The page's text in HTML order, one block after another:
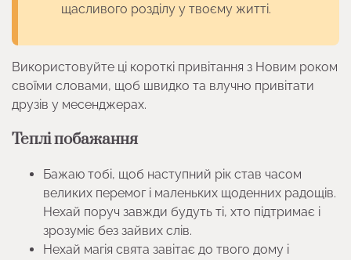
щасливого розділу у твоєму житті.
Використовуйте ці короткі привітання з Новим роком
своїми словами, щоб швидко та влучно привітати
друзів у месенджерах.
Теплі побажання
Бажаю тобі, щоб наступний рік став часом
великих перемог і маленьких щоденних радощів.
Нехай поруч завжди будуть ті, хто підтримає і
зрозуміє без зайвих слів.
Нехай магія свята завітає до твого дому і